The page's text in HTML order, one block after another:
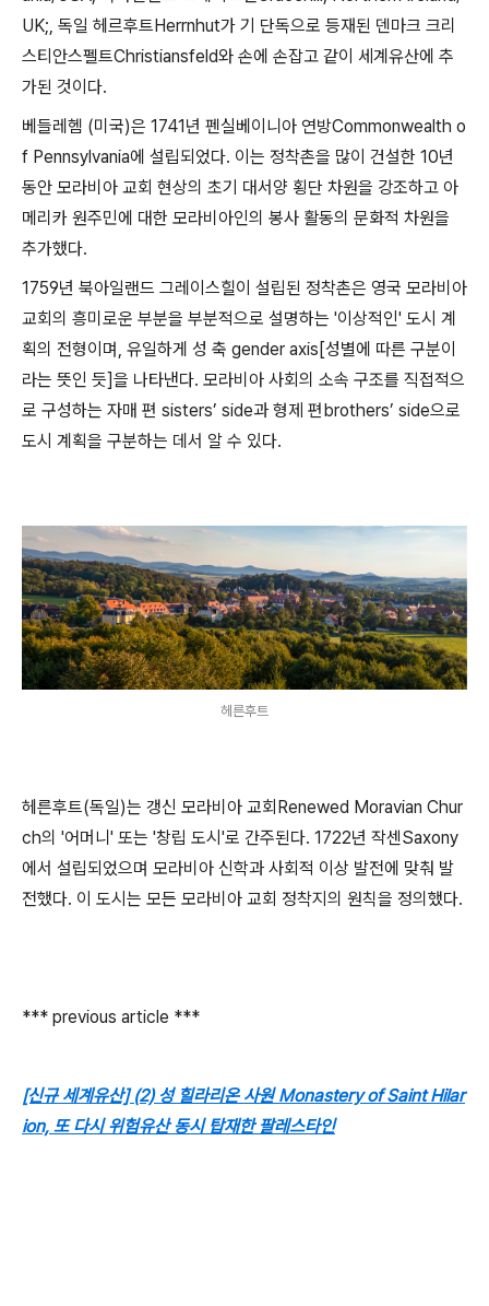
UK;, 독일 헤르후트Herrnhut가 기 단독으로 등재된 덴마크 크리
스티안스펠트Christiansfeld와 손에 손잡고 같이 세계유산에 추
가된 것이다.
베들레헴 (미국)은 1741년 펜실베이니아 연방Commonwealth o
f Pennsylvania에 설립되었다. 이는 정착촌을 많이 건설한 10년
동안 모라비아 교회 현상의 초기 대서양 횡단 차원을 강조하고 아
메리카 원주민에 대한 모라비아인의 봉사 활동의 문화적 차원을
추가했다.
1759년 북아일랜드 그레이스힐이 설립된 정착촌은 영국 모라비아
교회의 흥미로운 부분을 부분적으로 설명하는 '이상적인' 도시 계
획의 전형이며, 유일하게 성 축 gender axis[성별에 따른 구분이
라는 뜻인 듯]을 나타낸다. 모라비아 사회의 소속 구조를 직접적으
로 구성하는 자매 편 sisters’ side과 형제 편brothers’ side으로
도시 계획을 구분하는 데서 알 수 있다.
헤른후트
헤른후트(독일)는 갱신 모라비아 교회Renewed Moravian Chur
ch의 '어머니' 또는 '창립 도시'로 간주된다. 1722년 작센Saxony
에서 설립되었으며 모라비아 신학과 사회적 이상 발전에 맞춰 발
전했다. 이 도시는 모든 모라비아 교회 정착지의 원칙을 정의했다.
*** previous article ***
[신규 세계유산] (2) 성 힐라리온 사원 Monastery of Saint Hilar
ion, 또 다시 위험유산 동시 탑재한 팔레스타인